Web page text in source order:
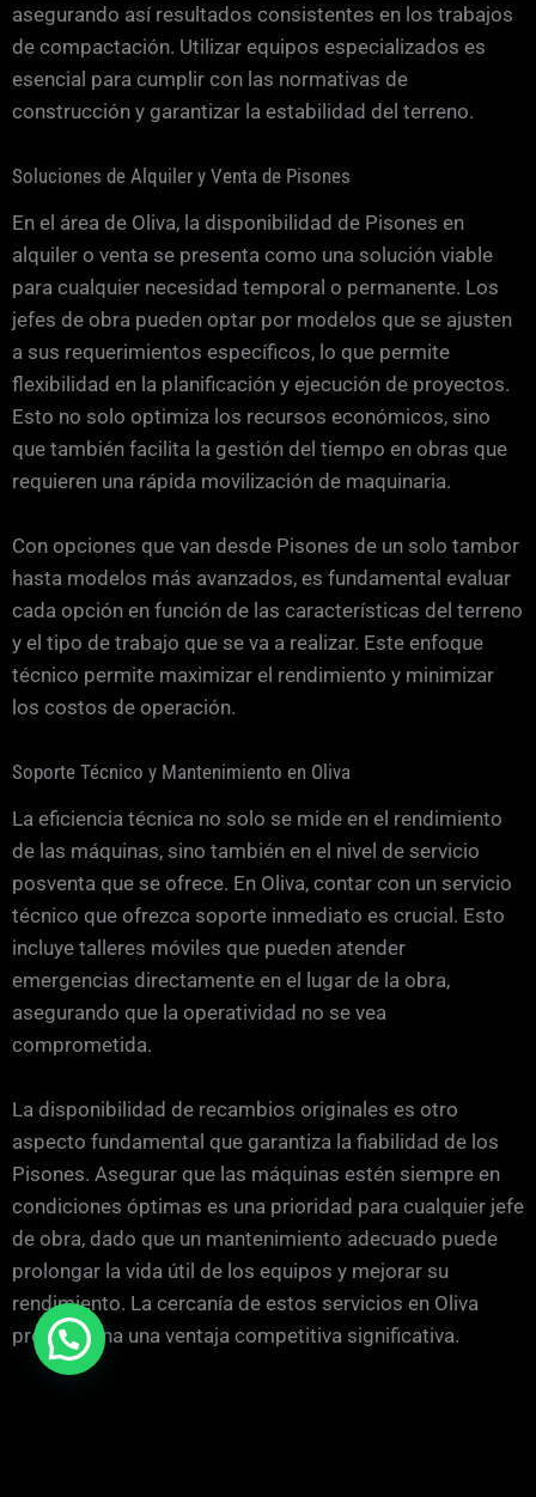
asegurando así resultados consistentes en los trabajos
de compactación. Utilizar equipos especializados es
esencial para cumplir con las normativas de
construcción y garantizar la estabilidad del terreno.
Soluciones de Alquiler y Venta de Pisones
En el área de Oliva, la disponibilidad de Pisones en
alquiler o venta se presenta como una solución viable
para cualquier necesidad temporal o permanente. Los
jefes de obra pueden optar por modelos que se ajusten
a sus requerimientos específicos, lo que permite
flexibilidad en la planificación y ejecución de proyectos.
Esto no solo optimiza los recursos económicos, sino
que también facilita la gestión del tiempo en obras que
requieren una rápida movilización de maquinaria.
Con opciones que van desde Pisones de un solo tambor
hasta modelos más avanzados, es fundamental evaluar
cada opción en función de las características del terreno
y el tipo de trabajo que se va a realizar. Este enfoque
técnico permite maximizar el rendimiento y minimizar
los costos de operación.
Soporte Técnico y Mantenimiento en Oliva
La eficiencia técnica no solo se mide en el rendimiento
de las máquinas, sino también en el nivel de servicio
posventa que se ofrece. En Oliva, contar con un servicio
técnico que ofrezca soporte inmediato es crucial. Esto
incluye talleres móviles que pueden atender
emergencias directamente en el lugar de la obra,
asegurando que la operatividad no se vea
comprometida.
La disponibilidad de recambios originales es otro
aspecto fundamental que garantiza la fiabilidad de los
Pisones. Asegurar que las máquinas estén siempre en
condiciones óptimas es una prioridad para cualquier jefe
de obra, dado que un mantenimiento adecuado puede
prolongar la vida útil de los equipos y mejorar su
rendimiento. La cercanía de estos servicios en Oliva
proporciona una ventaja competitiva significativa.